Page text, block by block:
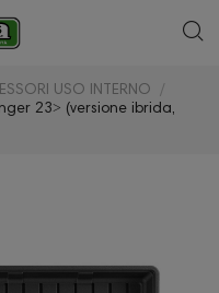
USO INTERNO
23˃ (versione ibrida,